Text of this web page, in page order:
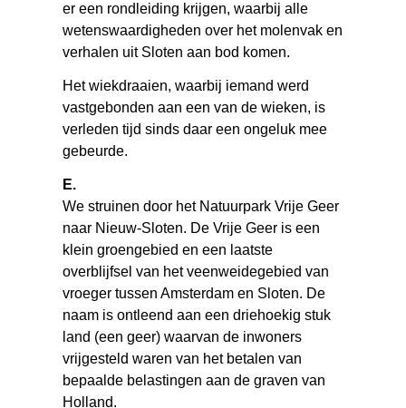
er een rondleiding krijgen, waarbij alle
wetenswaardigheden over het molenvak en
verhalen uit Sloten aan bod komen.
Het wiekdraaien, waarbij iemand werd
vastgebonden aan een van de wieken, is
verleden tijd sinds daar een ongeluk mee
gebeurde.
E.
We struinen door het Natuurpark Vrije Geer
naar Nieuw-Sloten. De Vrije Geer is een
klein groengebied en een laatste
overblijfsel van het veenweidegebied van
vroeger tussen ­Amsterdam en Sloten. De
naam is ontleend aan een driehoekig stuk
land (een geer) waarvan de inwoners
vrijgesteld waren van het betalen van
bepaalde belastingen aan de graven van
Holland.